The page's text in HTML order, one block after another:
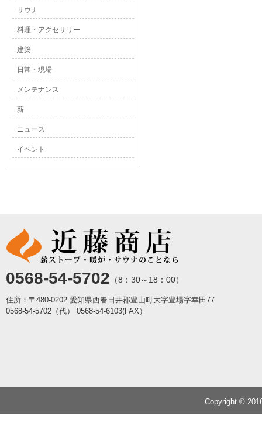
サウナ
料理・アクセサリー
建築
日常・現場
メンテナンス
薪
ニュース
イベント
0568-54-5702 （8：30～18：00）
住所：〒480-0202 愛知県西春日井郡豊山町大字豊場字幸田77
0568-54-5702（代）
0568-54-6103(FAX）
Copyright ©